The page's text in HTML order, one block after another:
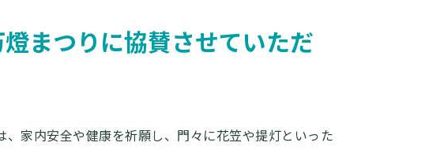
燈まつりに協賛させていただ
家内安全や健康を祈願し、門々に花笠や提灯といった